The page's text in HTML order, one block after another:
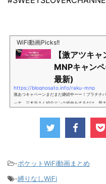
WiFi動画Picks!!
【激アツキ
MNPキャン
最新)
https://blognosato.info/raku-mnp
激あつキャペーンまだまだ継続中ーー！プラチナ
っす。三木谷さん紹介リンク経由をするだけ。
け」とも思えるポイントばら撒きキャンペーンを
別招待ページから楽天モバイ...
-ポケットWiFi動画まとめ
-縛りなしWiFi